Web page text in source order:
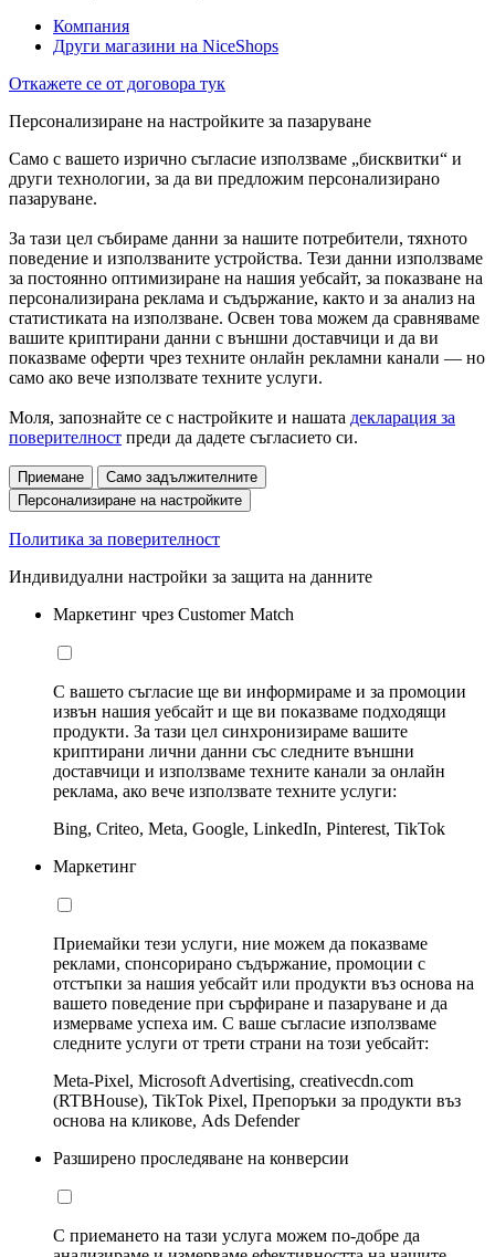
Компания
Други магазини на NiceShops
Откажете се от договора тук
Персонализиране на настройките за пазаруване
Само с вашето изрично съгласие използваме „бисквитки“ и
други технологии, за да ви предложим персонализирано
пазаруване.
За тази цел събираме данни за нашите потребители, тяхното
поведение и използваните устройства. Тези данни използваме
за постоянно оптимизиране на нашия уебсайт, за показване на
персонализирана реклама и съдържание, както и за анализ на
статистиката на използване. Освен това можем да сравняваме
вашите криптирани данни с външни доставчици и да ви
показваме оферти чрез техните онлайн рекламни канали — но
само ако вече използвате техните услуги.
Моля, запознайте се с настройките и нашата декларация за
поверителност преди да дадете съгласието си.
Приемане
Само задължителните
Персонализиране на настройките
Политика за поверителност
Индивидуални настройки за защита на данните
Маркетинг чрез Customer Match
С вашето съгласие ще ви информираме и за промоции
извън нашия уебсайт и ще ви показваме подходящи
продукти. За тази цел синхронизираме вашите
криптирани лични данни със следните външни
доставчици и използваме техните канали за онлайн
реклама, ако вече използвате техните услуги:
Bing, Criteo, Meta, Google, LinkedIn, Pinterest, TikTok
Маркетинг
Приемайки тези услуги, ние можем да показваме
реклами, спонсорирано съдържание, промоции с
отстъпки за нашия уебсайт или продукти въз основа на
вашето поведение при сърфиране и пазаруване и да
измерваме успеха им. С ваше съгласие използваме
следните услуги от трети страни на този уебсайт:
Meta-Pixel, Microsoft Advertising, creativecdn.com
(RTBHouse), TikTok Pixel, Препоръки за продукти въз
основа на кликове, Ads Defender
Разширено проследяване на конверсии
С приемането на тази услуга можем по-добре да